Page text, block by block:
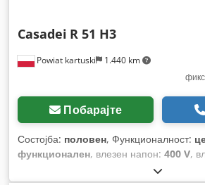
Powiat kartuski 1.440 km
Casadei R 51 H3
Побарајте
Состојба: половен, Функционалност:
функционален, влезен напон: 400 V,
трифазен